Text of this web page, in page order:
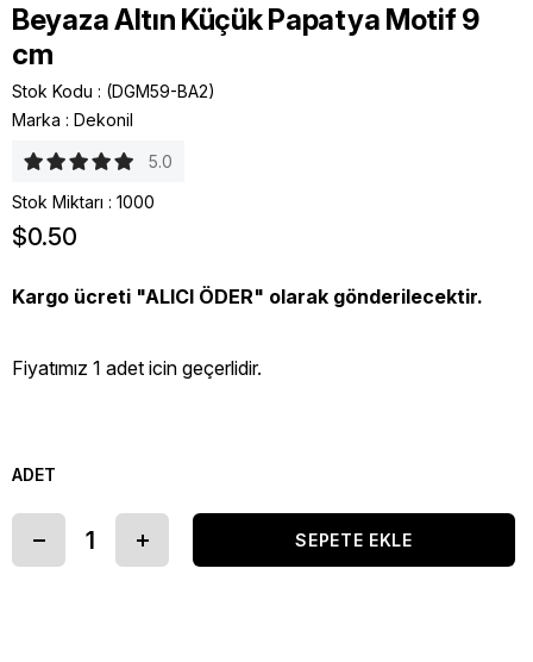
Beyaza Altın Küçük Papatya Motif 9
cm
Stok Kodu
(DGM59-BA2)
Marka : Dekonil
5.0
Stok Miktarı : 1000
$0.50
Kargo ücreti "ALICI ÖDER" olarak gönderilecektir.
Fiyatımız 1 adet icin geçerlidir.
ADET